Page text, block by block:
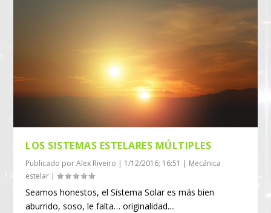
LOS SISTEMAS ESTELARES MÚLTIPLES
Publicado porAlex Riveiro | 1/12/2016; 16:51 | Mecánica
estelar |
Seamos honestos, el Sistema Solar es más bien
aburrido, soso, le falta… originalidad....